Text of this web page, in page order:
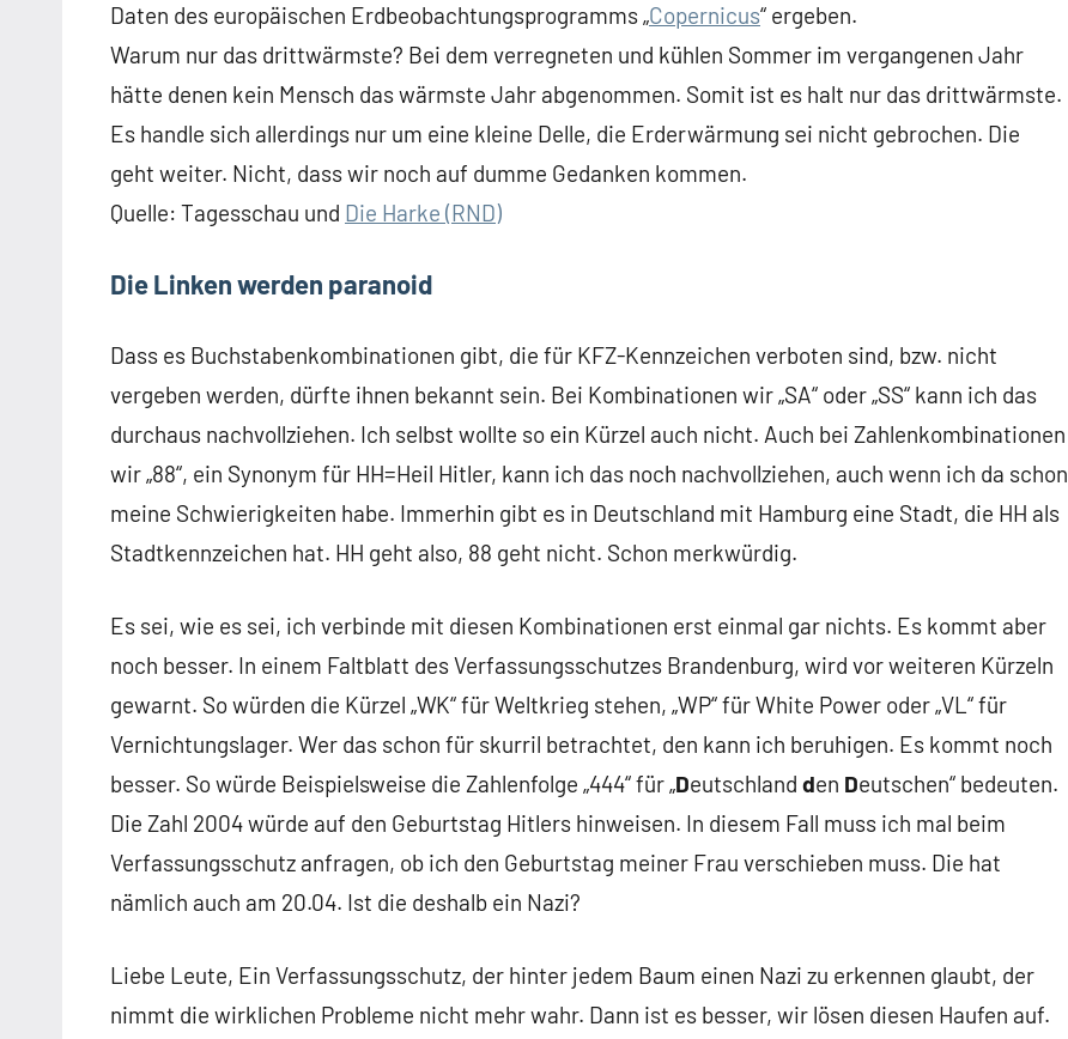
Daten des europäischen Erdbeobachtungsprogramms „Copernicus“ ergeben.
Warum nur das drittwärmste? Bei dem verregneten und kühlen Sommer im vergangenen Jahr
hätte denen kein Mensch das wärmste Jahr abgenommen. Somit ist es halt nur das drittwärmste.
Es handle sich allerdings nur um eine kleine Delle, die Erderwärmung sei nicht gebrochen. Die
geht weiter. Nicht, dass wir noch auf dumme Gedanken kommen.
Quelle: Tagesschau und Die Harke (RND)
Die Linken werden paranoid
Dass es Buchstabenkombinationen gibt, die für KFZ-Kennzeichen verboten sind, bzw. nicht
vergeben werden, dürfte ihnen bekannt sein. Bei Kombinationen wir „SA“ oder „SS“ kann ich das
durchaus nachvollziehen. Ich selbst wollte so ein Kürzel auch nicht. Auch bei Zahlenkombinationen
wir „88“, ein Synonym für HH=Heil Hitler, kann ich das noch nachvollziehen, auch wenn ich da schon
meine Schwierigkeiten habe. Immerhin gibt es in Deutschland mit Hamburg eine Stadt, die HH als
Stadtkennzeichen hat. HH geht also, 88 geht nicht. Schon merkwürdig.
Es sei, wie es sei, ich verbinde mit diesen Kombinationen erst einmal gar nichts. Es kommt aber
noch besser. In einem Faltblatt des Verfassungsschutzes Brandenburg, wird vor weiteren Kürzeln
gewarnt. So würden die Kürzel „WK“ für Weltkrieg stehen, „WP“ für White Power oder „VL“ für
Vernichtungslager. Wer das schon für skurril betrachtet, den kann ich beruhigen. Es kommt noch
besser. So würde Beispielsweise die Zahlenfolge „444“ für „Deutschland den Deutschen“ bedeuten.
Die Zahl 2004 würde auf den Geburtstag Hitlers hinweisen. In diesem Fall muss ich mal beim
Verfassungsschutz anfragen, ob ich den Geburtstag meiner Frau verschieben muss. Die hat
nämlich auch am 20.04. Ist die deshalb ein Nazi?
Liebe Leute, Ein Verfassungsschutz, der hinter jedem Baum einen Nazi zu erkennen glaubt, der
nimmt die wirklichen Probleme nicht mehr wahr. Dann ist es besser, wir lösen diesen Haufen auf.